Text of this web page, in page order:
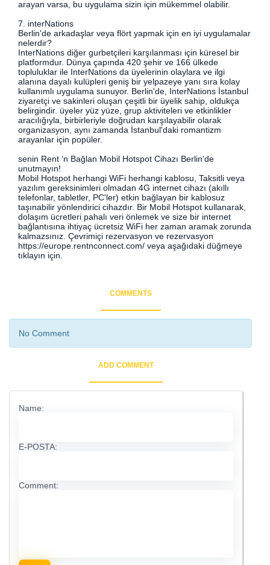
arayan varsa, bu uygulama sizin için mükemmel olabilir.
7. interNations
Berlin'de arkadaşlar veya flört yapmak için en iyi uygulamalar
nelerdir?
InterNations diğer gurbetçileri karşılanması için küresel bir
platformdur. Dünya çapında 420 şehir ve 166 ülkede
topluluklar ile InterNations da üyelerinin olaylara ve ilgi
alanına dayalı kulüpleri geniş bir yelpazeye yanı sıra kolay
kullanımlı uygulama sunuyor. Berlin'de, InterNations İstanbul
ziyaretçi ve sakinleri oluşan çeşitli bir üyelik sahip, oldukça
belirgindir. üyeler yüz yüze, grup aktiviteleri ve etkinlikler
aracılığıyla, birbirleriyle doğrudan karşılayabilir olarak
organizasyon, aynı zamanda İstanbul'daki romantizm
arayanlar için popüler.
senin Rent ‘n Bağlan Mobil Hotspot Cihazı Berlin'de
unutmayın!
Mobil Hotspot herhangi WiFi herhangi kablosu, Taksitli veya
yazılım gereksinimleri olmadan 4G internet cihazı (akıllı
telefonlar, tabletler, PC'ler) etkin bağlayan bir kablosuz
taşınabilir yönlendirici cihazdır. Bir Mobil Hotspot kullanarak,
dolaşım ücretleri pahalı veri önlemek ve size bir internet
bağlantısına ihtiyaç ücretsiz WiFi her zaman aramak zorunda
kalmazsınız. Çevrimiçi rezervasyon ve rezervasyon
https://europe.rentnconnect.com/ veya aşağıdaki düğmeye
tıklayın için.
COMMENTS
No Comment
ADD COMMENT
Name:
E-POSTA:
Comment: